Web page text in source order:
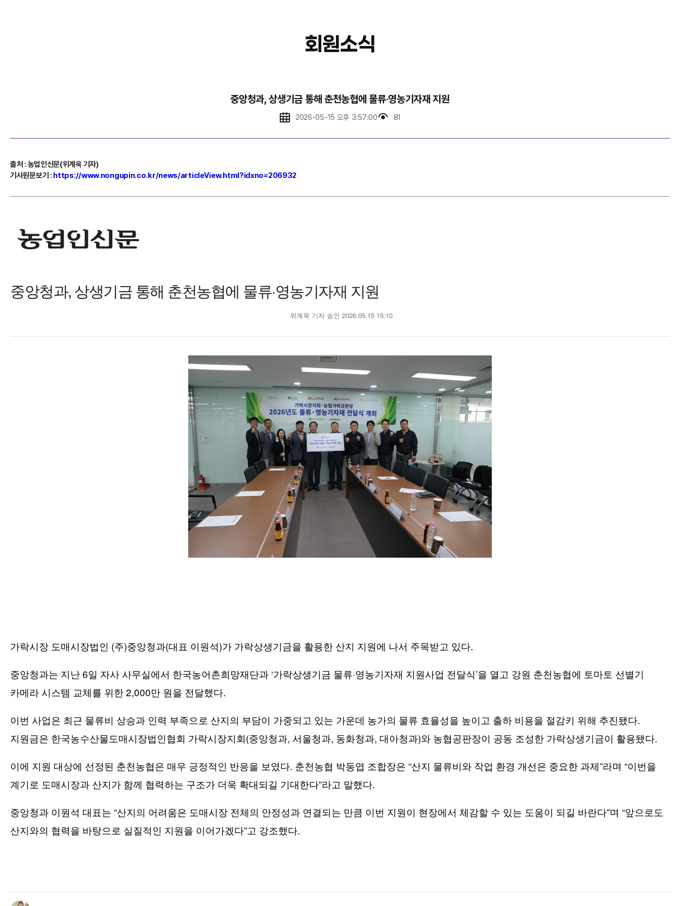
회원소식
중앙청과, 상생기금 통해 춘천농협에 물류·영농기자재 지원
2026-05-15 오후 3:57:00 81
출처 : 농업인신문(위계욱 기자)
기사원문보기 : https://www.nongupin.co.kr/news/articleView.html?idxno=206932
중앙청과, 상생기금 통해 춘천농협에 물류·영농기자재 지원
위계욱 기자승인 2026.05.15 15:10
가락시장 도매시장법인 (주)중앙청과(대표 이원석)가 가락상생기금을 활용한 산지 지원에 나서 주목받고 있다.
중앙청과는 지난 6일 자사 사무실에서 한국농어촌희망재단과 ‘가락상생기금 물류·영농기자재 지원사업 전달식’을 열고 강원 춘천농협에 토마토 선별기
카메라 시스템 교체를 위한 2,000만 원을 전달했다.
이번 사업은 최근 물류비 상승과 인력 부족으로 산지의 부담이 가중되고 있는 가운데 농가의 물류 효율성을 높이고 출하 비용을 절감키 위해 추진됐다.
지원금은 한국농수산물도매시장법인협회 가락시장지회(중앙청과, 서울청과, 동화청과, 대아청과)와 농협공판장이 공동 조성한 가락상생기금이 활용됐다.
이에 지원 대상에 선정된 춘천농협은 매우 긍정적인 반응을 보였다. 춘천농협 박동엽 조합장은 “산지 물류비와 작업 환경 개선은 중요한 과제”라며 “이번을
계기로 도매시장과 산지가 함께 협력하는 구조가 더욱 확대되길 기대한다”라고 말했다.
중앙청과 이원석 대표는 “산지의 어려움은 도매시장 전체의 안정성과 연결되는 만큼 이번 지원이 현장에서 체감할 수 있는 도움이 되길 바란다”며 “앞으로도
산지와의 협력을 바탕으로 실질적인 지원을 이어가겠다”고 강조했다.